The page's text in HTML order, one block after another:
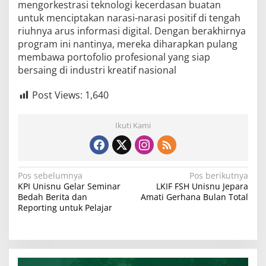
mengorkestrasi teknologi kecerdasan buatan
untuk menciptakan narasi-narasi positif di tengah
riuhnya arus informasi digital. Dengan berakhirnya
program ini nantinya, mereka diharapkan pulang
membawa portofolio profesional yang siap
bersaing di industri kreatif nasional
Post Views: 1,640
Ikuti Kami
N
a
v
g
Pos sebelumnya
KPI Unisnu Gelar Seminar
Bedah Berita dan
Reporting untuk Pelajar
Pos berikutnya
LKIF FSH Unisnu Jepara
Amati Gerhana Bulan Total